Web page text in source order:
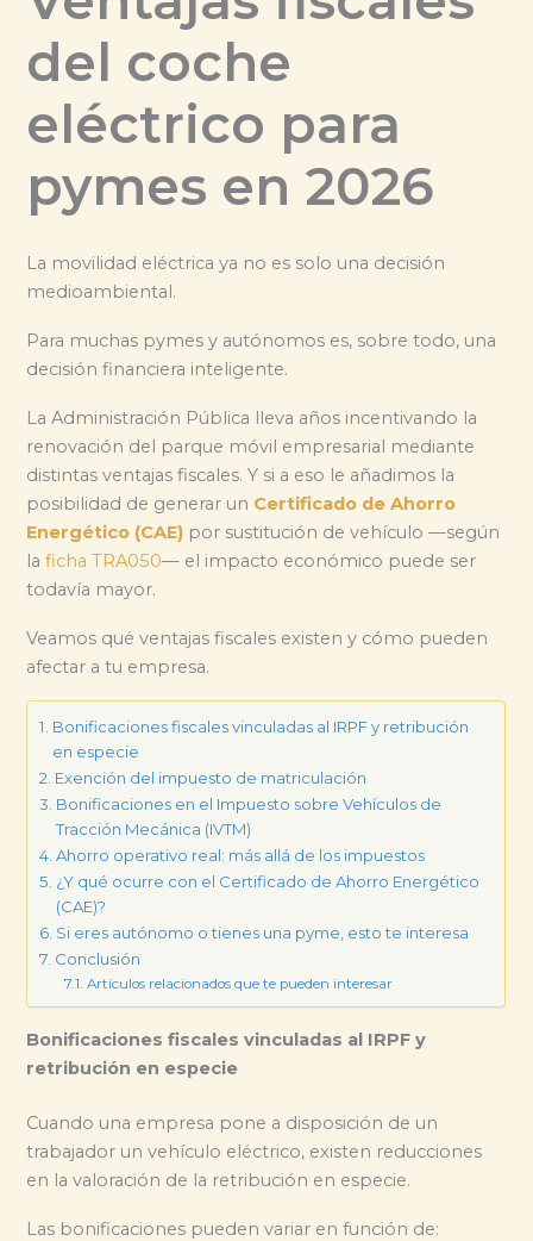
del coche
eléctrico para
pymes en 2026
La movilidad eléctrica ya no es solo una decisión
medioambiental.
Para muchas pymes y autónomos es, sobre todo, una
decisión financiera inteligente.
La Administración Pública lleva años incentivando la
renovación del parque móvil empresarial mediante
distintas ventajas fiscales. Y si a eso le añadimos la
posibilidad de generar un Certificado de Ahorro
Energético (CAE) por sustitución de vehículo —según
laficha TRA050— el impacto económico puede ser
todavía mayor.
Veamos qué ventajas fiscales existen y cómo pueden
afectar a tu empresa.
Bonificaciones fiscales vinculadas al IRPF y retribución
en especie
Exención del impuesto de matriculación
Bonificaciones en el Impuesto sobre Vehículos de
Tracción Mecánica (IVTM)
Ahorro operativo real: más allá de los impuestos
¿Y qué ocurre con el Certificado de Ahorro Energético
(CAE)?
Si eres autónomo o tienes una pyme, esto te interesa
Conclusión
Artículos relacionados que te pueden interesar
Bonificaciones fiscales vinculadas al IRPF y
retribución en especie
Cuando una empresa pone a disposición de un
trabajador un vehículo eléctrico, existen reducciones
en la valoración de la retribución en especie.
Las bonificaciones pueden variar en función de: